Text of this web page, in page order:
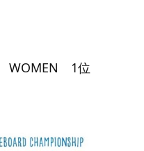
WOMEN 1位